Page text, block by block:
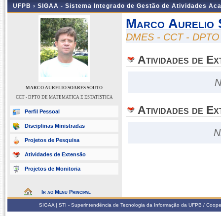
UFPB › SIGAA - Sistema Integrado de Gestão de Atividades
MARCO AURELIO SOARES SOUTO
CCT - DPTO DE MATEMATICA E ESTATISTICA
Perfil Pessoal
Disciplinas Ministradas
Projetos de Pesquisa
Atividades de Extensão
Projetos de Monitoria
Ir ao Menu Principal
Marco Aurelio
DMES - CCT -
Atividades de
Atividades de
SIGAA | STI - Superintendência de Tecnologia da Informação da UFPB /